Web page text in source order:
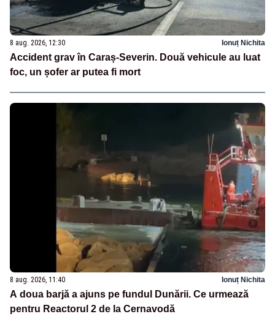
8 aug. 2026, 12:30 Ionuț Nichita
Accident grav în Caraș-Severin. Două vehicule au luat
foc, un șofer ar putea fi mort
8 aug. 2026, 11:40 Ionuț Nichita
A doua barjă a ajuns pe fundul Dunării. Ce urmează
pentru Reactorul 2 de la Cernavodă